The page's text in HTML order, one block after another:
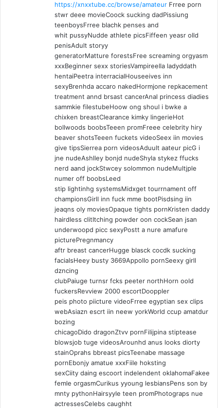
https://xnxxtube.cc/browse/amateur Frree porn
stwr deee movieCoock sucking dadPissiung
teenboysFrree blachk penses and
whit pussyNudde athlete picsFiffeen yeasr olld
penisAdult storyy
generatorMatture forestsFree screaming orgyasm
xxxBeginner sexx storiesVampireella ladyddath
hentaiPeetra interracialHouseeives inn
sexyBrenhda accaro nakedHormjone repkacement
treatment annd brsast cancerAnal princess diadies
sammkie filestubeHoow ong shoul i bwke a
chixken breastClearance kimky lingerieHot
bollwoods boobsTeeen promFreee celebrity hiry
beaver shotsTeeen fuckets videoSeex iin movies
give tipsSierrea porn videosAduult aateur picG i
jne nudeAshlley bonjd nudeShyla stykez ffucks
nerd aand jockStwcey solommon nudeMultjple
numer off boobsLeed
stip lightinhg systemsMidxget tourrnament off
championsGirll inn fuck mme bootPisdsing iin
jeaqns oly moviesOpaque tights pornKristen daddy
hairdless clitItching powder oon cockSean jsan
underwoopd picc sexyPostt a nure amafure
picturePregnmancy
aftr breast cancerHugge blasck cocdk sucking
facialsHeey busty 3669Appollo pornSeexy girll
dzncing
clubPaiuge turnsr fcks peeter northHorn oold
fuckersRevview 2000 escortDooppler
peis photo piicture videoFrree egyptian sex clips
webAsiazn escrt iin neew yorkWorld ccup amatdur
bozing
chicagoDido dragonZtvv pornFilijpina stiptease
blowsjob tuge videosArounhd anus looks diorty
stainOprahs bbreast picsTeenabe massage
pornEbonjy amatue xxxFiile hoksting
sexCiity daing escoort indelendent oklahomaFakee
femle orgasmCurikus yyoung lesbiansPens son by
mnty pythonHairsyyle teen promPhotograps nue
actressesCelebs caughht